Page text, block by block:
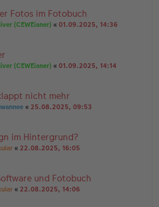
Fotos im Fotobuch
(CEWEianer) « 01.09.2025, 14:36
(CEWEianer) « 01.09.2025, 14:14
nicht mehr
« 25.08.2025, 09:53
im Hintergrund?
« 22.08.2025, 16:05
und Fotobuch
« 22.08.2025, 14:06